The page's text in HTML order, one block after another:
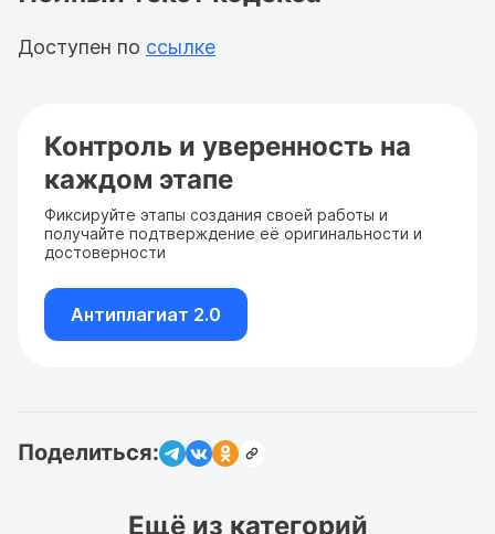
Доступен по ссылке
Контроль и уверенность на
каждом этапе
Фиксируйте этапы создания своей работы и
получайте подтверждение её оригинальности и
достоверности
Антиплагиат 2.0
Поделиться:
Ещё из категорий